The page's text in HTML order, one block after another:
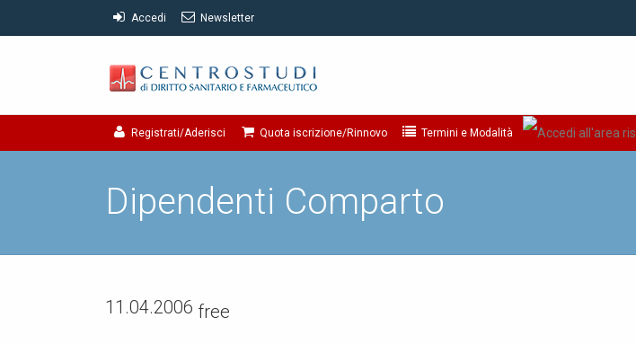
Accedi Newsletter
Registrati/Aderisci Quota iscrizione/Rinnovo Termini e Modalità
Dipendenti Comparto
11.04.2006 free